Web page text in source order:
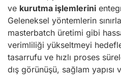
ve kurutma işlemlerini
Geleneksel yöntemlerin
masterbatch üretimi gibi
verimliliği yükseltmeyi
tasarrufu ve hızlı proses
dış görünüşü, sağlam yapısı